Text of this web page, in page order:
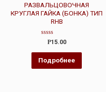
РАЗВАЛЬЦОВОЧНАЯ
КРУГЛАЯ ГАЙКА (БОНКА) ТИП
RHB
Оценка
из
5
Р15.00
Подробнее